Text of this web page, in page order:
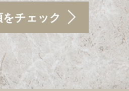
をチェック